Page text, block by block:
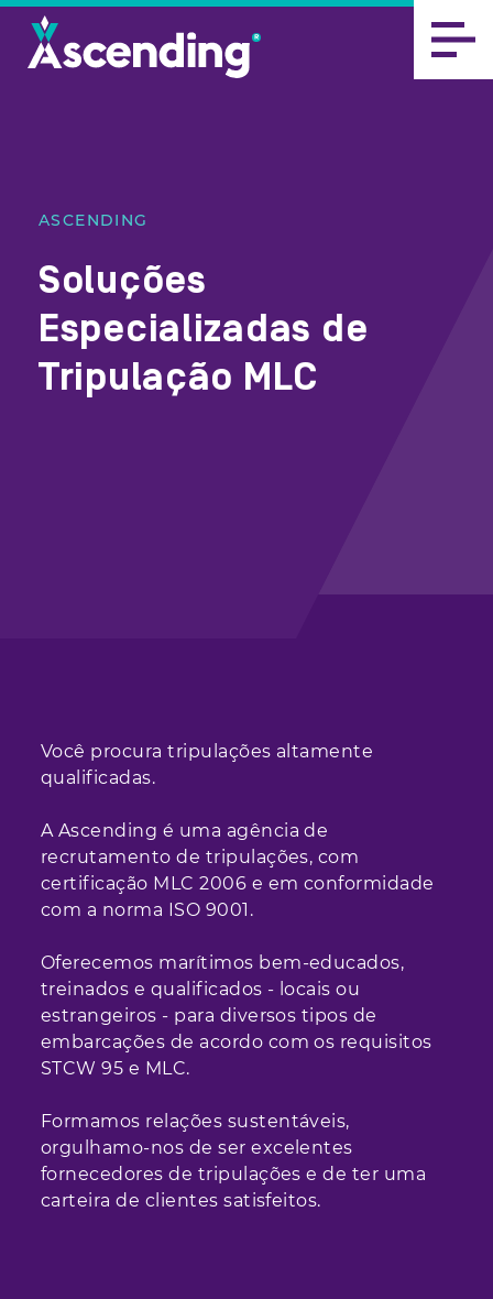
ASCENDING
Soluções
Especializadas de
Tripulação MLC
Você procura tripulações altamente
qualificadas.
A Ascending é uma agência de
recrutamento de tripulações, com
certificação MLC 2006 e em conformidade
com a norma ISO 9001.
Oferecemos marítimos bem-educados,
treinados e qualificados - locais ou
estrangeiros - para diversos tipos de
embarcações de acordo com os requisitos
STCW 95 e MLC.
Formamos relações sustentáveis,
orgulhamo-nos de ser excelentes
fornecedores de tripulações e de ter uma
carteira de clientes satisfeitos.